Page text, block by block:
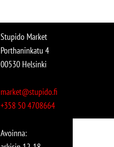
Stupido Market
Porthaninkatu 4
00530 Helsinki
market@stupido.fi
+358 50 4708664
Avoinna: